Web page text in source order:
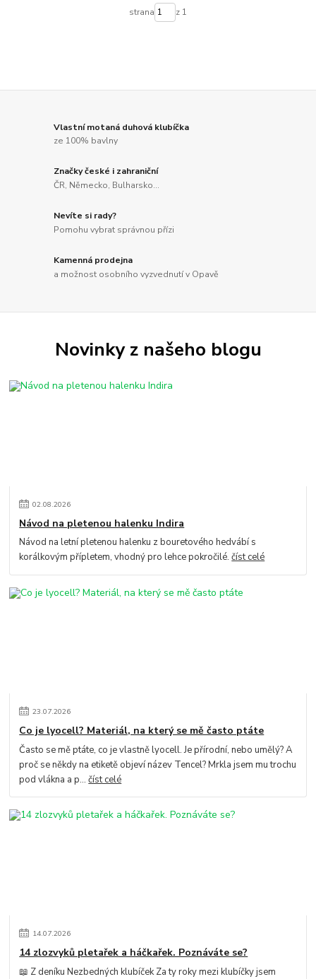
strana z 1
Vlastní motaná duhová klubíčka
ze 100% bavlny
Značky české i zahraniční
ČR, Německo, Bulharsko...
Nevíte si rady?
Pomohu vybrat správnou přízi
Kamenná prodejna
a možnost osobního vyzvednutí v Opavě
Novinky z našeho blogu
02.08.2026
Návod na pletenou halenku Indira
Návod na letní pletenou halenku z bouretového hedvábí s
korálkovým přípletem, vhodný pro lehce pokročilé.číst celé
23.07.2026
Co je lyocell? Materiál, na který se mě často ptáte
Často se mě ptáte, co je vlastně lyocell. Je přírodní, nebo umělý? A
proč se někdy na etiketě objeví název Tencel? Mrkla jsem mu trochu
pod vlákna a p...číst celé
14.07.2026
14 zlozvyků pletařek a háčkařek. Poznáváte se?
📖 Z deníku Nezbedných klubíček Za ty roky mezi klubíčky jsem